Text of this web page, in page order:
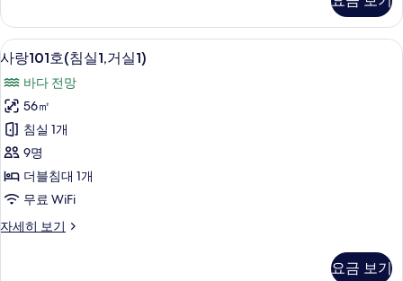
보
기
(온
돌)
자
세
히
보
기
사
랑
101
호
(침
실
1,
거
실
사랑101호(침실1,거실1) | 거실 공간 | 평
7
사랑101호(침실1,거실1)
바다 전망
56㎡
침실 1개
9명
더블침대 1개
무료 WiFi
자세히 보기
사
요금 보기